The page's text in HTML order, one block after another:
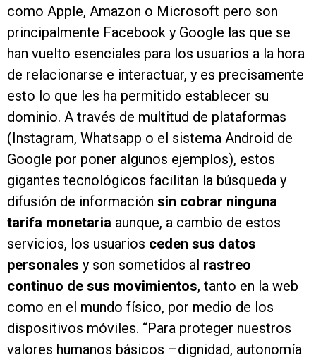
como Apple, Amazon o Microsoft pero son
principalmente Facebook y Google las que se
han vuelto esenciales para los usuarios a la hora
de relacionarse e interactuar, y es precisamente
esto lo que les ha permitido establecer su
dominio. A través de multitud de plataformas
(Instagram, Whatsapp o el sistema Android de
Google por poner algunos ejemplos), estos
gigantes tecnológicos facilitan la búsqueda y
difusión de información sin cobrar ninguna
tarifa monetaria aunque, a cambio de estos
servicios, los usuarios ceden sus datos
personales y son sometidos al rastreo
continuo de sus movimientos, tanto en la web
como en el mundo físico, por medio de los
dispositivos móviles. “Para proteger nuestros
valores humanos básicos –dignidad, autonomía